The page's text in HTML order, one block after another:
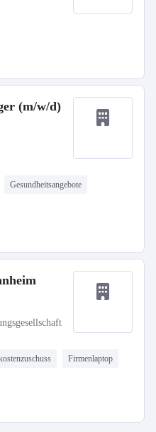
(m/w/d)
Gesundheitsangebote
Firmenlaptop